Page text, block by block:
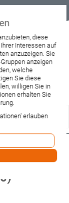
diese
Interessen auf
anzuzeigen. Sie
anzeigen
welche
Sie diese
willigen Sie in
erhalten Sie
erlauben